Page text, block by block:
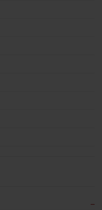
–